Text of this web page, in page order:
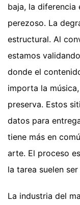
baja, la diferencia
perezoso. La
estructural. Al
estamos
donde el
importa la
preserva. Estos
datos para
tiene más en
arte. El proceso
la tarea suelen
La industria del